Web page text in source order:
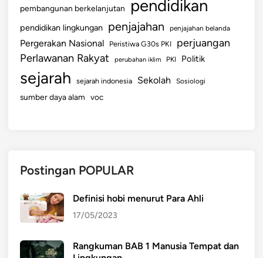
pembangunan berkelanjutan pendidikan
pendidikan lingkungan penjajahan penjajahan belanda
Pergerakan Nasional Peristiwa G30s PKI perjuangan
Perlawanan Rakyat perubahan iklim PKI Politik
sejarah sejarah indonesia Sekolah Sosiologi
sumber daya alam voc
Postingan POPULAR
Definisi hobi menurut Para Ahli
17/05/2023
Rangkuman BAB 1 Manusia Tempat dan